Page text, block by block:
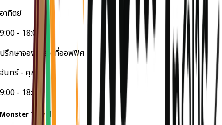
อาทิตย์
9:00 - 18:00
ปรึกษาจองทัวร์ได้ที่ออฟฟิศ
จันทร์ - ศุกร์
9:00 - 18:00
Monster Travel